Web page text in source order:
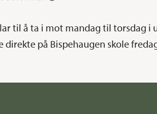
til å ta i mot mandag til torsdag i
på Bispehaugen skole